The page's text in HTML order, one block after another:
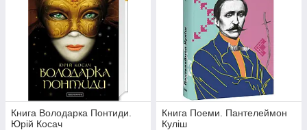
Книга Володарка Понтиди.
Юрій Косач
Книга Поеми. Пантелеймон
Куліш